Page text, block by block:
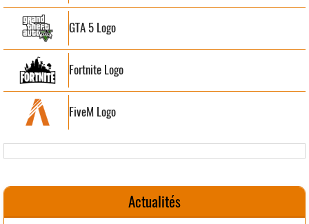
GTA 5 Logo
Fortnite Logo
FiveM Logo
Actualités